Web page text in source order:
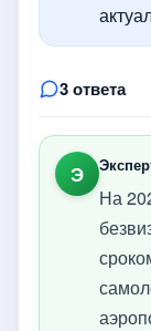
3 ответа
Э
На